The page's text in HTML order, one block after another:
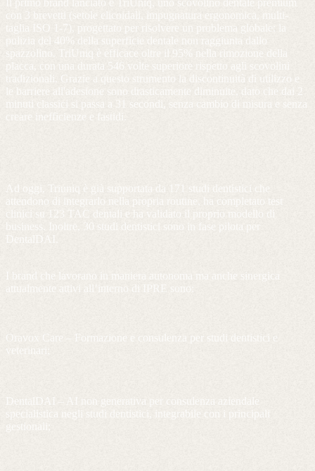
Il primo brand lanciato è TriUniq, uno scovolino dentale premium
con 3 brevetti (setole elicoidali, impugnatura ergonomica, multi-
taglia ISO 1-7), progettato per risolvere un problema globale: la
pulizia del 40% della superficie dentale non raggiunta dallo
spazzolino. TriUniq è efficace oltre il 95% nella rimozione della
placca, con una durata 546 volte superiore rispetto agli scovolini
tradizionali. Grazie a questo strumento la discontinuità di utilizzo e
le barriere all'adesione sono drasticamente diminuite, dato che dai 2
minuti classici si passa a 31 secondi, senza cambio di misura e senza
creare inefficienze e fastidi.
Ad oggi, Triuniq è già supportata da 171 studi dentistici che
attendono di integrarlo nella propria routine, ha completato test
clinici su 123 TAC dentali e ha validato il proprio modello di
business. Inoltre, 30 studi dentistici sono in fase pilota per
DentalDAI.
I brand che lavorano in maniera autonoma ma anche sinergica
attualmente attivi all’interno di IPRE sono:
Oravox Care – Formazione e consulenza per studi dentistici e
veterinari;
DentalDAI – AI non generativa per consulenza aziendale
specialistica negli studi dentistici, integrabile con i principali
gestionali;